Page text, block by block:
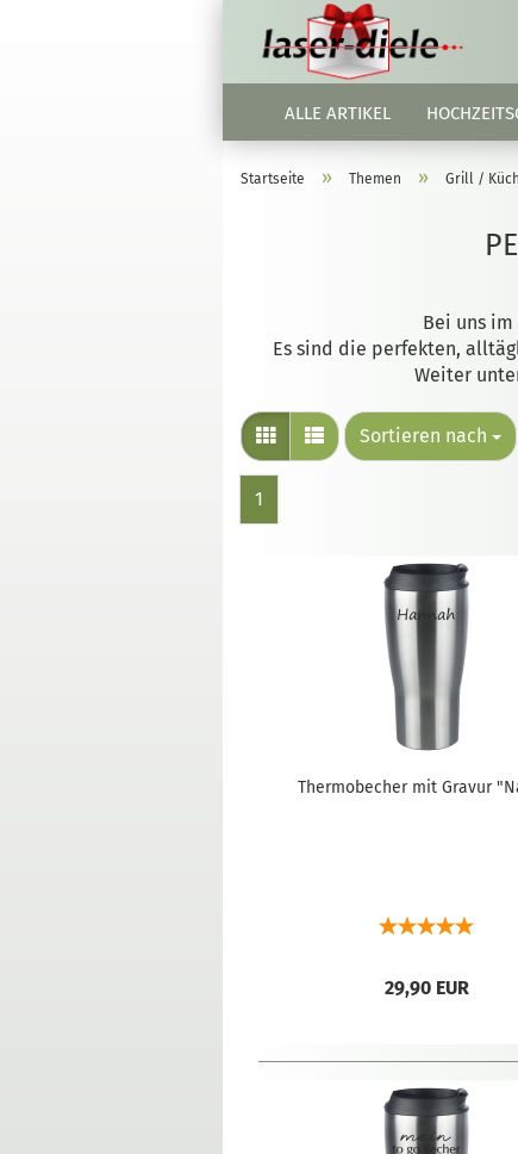
ALLE ARTIKEL
Startseite » Themen » Grill /
Bei uns
Es sind die perfekten,
Weiter
Sortieren nach
1
Thermobecher mit Gravur
29,90 EUR